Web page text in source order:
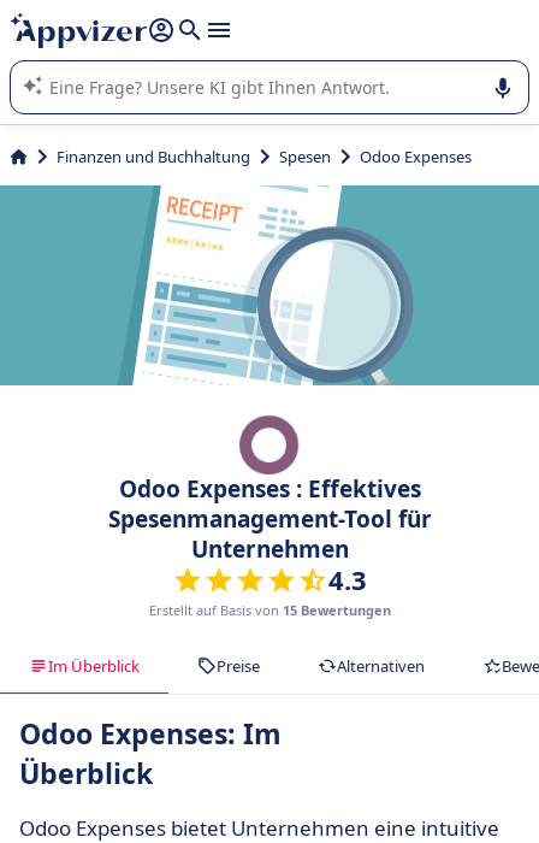
beantworten (mehrere Zeilen mit
Die KI von Appvizer führt Sie bei der Nutzung oder Auswahl
von SaaS-Software in Unternehmen.
Finanzen und Buchhaltung Spesen Odoo Expenses
Odoo Expenses : Effektives
Spesenmanagement-Tool für
Unternehmen
4.3
Erstellt auf Basis von 15 Bewertungen
Im Überblick Preise Alternativen
Odoo Expenses: Im
Überblick
Odoo Expenses bietet Unternehmen eine intuitive